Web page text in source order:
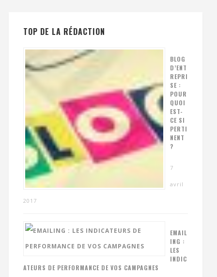
TOP DE LA RÉDACTION
BLOG
D’ENT
REPRI
SE :
POUR
QUOI
EST-
CE SI
PERTI
NENT
?
7
avril
2017
EMAIL
ING :
LES
INDIC
ATEURS DE PERFORMANCE DE VOS CAMPAGNES